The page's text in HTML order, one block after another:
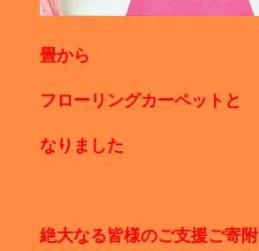
畳から
フローリングカーペットと
なりました
絶大なる皆様のご支援ご寄附